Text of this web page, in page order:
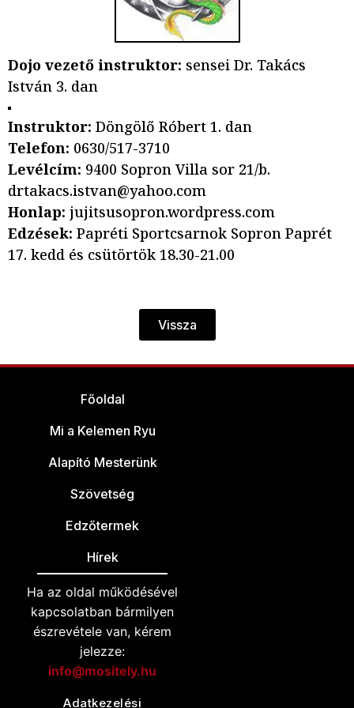
Dojo vezető instruktor: sensei Dr. Takács
István 3. dan
Instruktor: Döngölő Róbert 1. dan
Telefon: 0630/517-3710
Levélcím: 9400 Sopron Villa sor 21/b.
drtakacs.istvan@yahoo.com
Honlap: jujitsusopron.wordpress.com
Edzések: Papréti Sportcsarnok Sopron Paprét
17. kedd és csütörtök 18.30-21.00
Vissza
Főoldal
Mi a Kelemen Ryu
Alapító Mesterünk
Szövetség
Edzőtermek
Hírek
Ha az oldal működésével
kapcsolatban bármilyen
észrevétele van, kérem
jelezze:
info@mositely.hu
Adatkezelési